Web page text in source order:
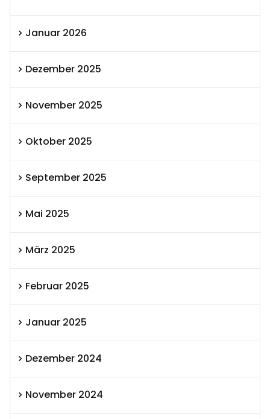
Januar 2026
Dezember 2025
November 2025
Oktober 2025
September 2025
Mai 2025
März 2025
Februar 2025
Januar 2025
Dezember 2024
November 2024